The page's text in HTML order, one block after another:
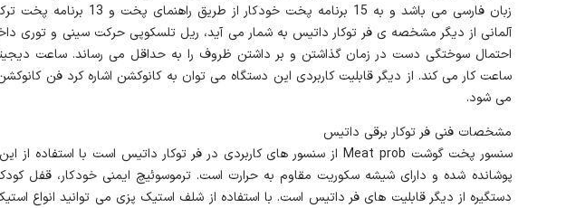
زبان فارسی می باشد و
آلمانی از دیگر مشخصه ی فر توکار داتیس به شمار می آید، ریل تلسکوپی حرکت سینی و توری
ساعت کار می کند. از دیگر قابلیت کاربردی این دستگاه می توان به کانوکشن اشاره کرد فن
می شود.
مشخصات فنی فر توکار برقی داتیس
دستگیره از دیگر قابلیت های فر داتیس است. با استفاده از شلف استیک پزی می توانید انواع